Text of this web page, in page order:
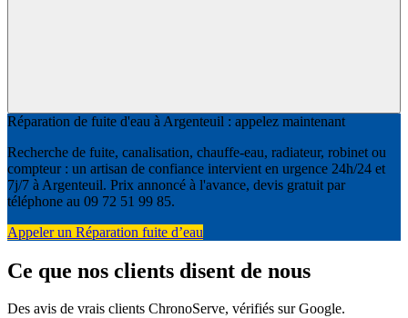
Réparation de fuite d'eau à Argenteuil : appelez maintenant
Recherche de fuite, canalisation, chauffe-eau, radiateur, robinet ou
compteur : un artisan de confiance intervient en urgence 24h/24 et
7j/7 à Argenteuil. Prix annoncé à l'avance, devis gratuit par
téléphone au 09 72 51 99 85.
Appeler un Réparation fuite d’eau
Ce que nos clients disent de nous
Des avis de vrais clients ChronoServe, vérifiés sur Google.